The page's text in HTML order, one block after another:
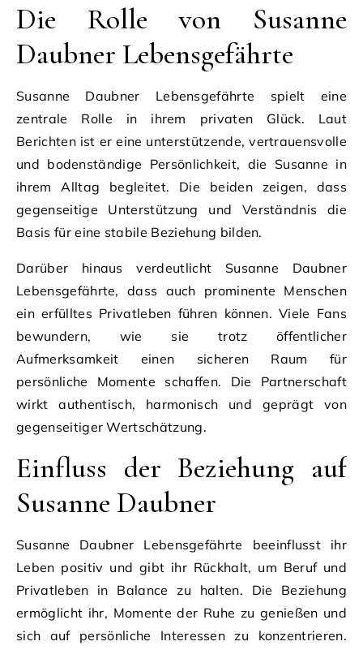
Die Rolle von Susanne
Daubner Lebensgefährte
Susanne Daubner Lebensgefährte spielt eine
zentrale Rolle in ihrem privaten Glück. Laut
Berichten ist er eine unterstützende, vertrauensvolle
und bodenständige Persönlichkeit, die Susanne in
ihrem Alltag begleitet. Die beiden zeigen, dass
gegenseitige Unterstützung und Verständnis die
Basis für eine stabile Beziehung bilden.
Darüber hinaus verdeutlicht Susanne Daubner
Lebensgefährte, dass auch prominente Menschen
ein erfülltes Privatleben führen können. Viele Fans
bewundern, wie sie trotz öffentlicher
Aufmerksamkeit einen sicheren Raum für
persönliche Momente schaffen. Die Partnerschaft
wirkt authentisch, harmonisch und geprägt von
gegenseitiger Wertschätzung.
Einfluss der Beziehung auf
Susanne Daubner
Susanne Daubner Lebensgefährte beeinflusst ihr
Leben positiv und gibt ihr Rückhalt, um Beruf und
Privatleben in Balance zu halten. Die Beziehung
ermöglicht ihr, Momente der Ruhe zu genießen und
sich auf persönliche Interessen zu konzentrieren.